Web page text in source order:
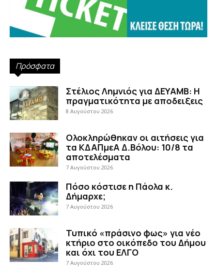
Πρόσφατα
Στέλιος Λημνιός για ΔΕΥΑΜΒ: Η
πραγματικότητα με αποδειξεις
8 Αυγούστου 2026
Ολοκληρώθηκαν οι αιτήσεις για
τα ΚΔΑΠμεΑ Δ.Βόλου: 10/8 τα
αποτελέσματα
7 Αυγούστου 2026
Πόσο κόστισε η Πάολα κ.
Δήμαρχε;
7 Αυγούστου 2026
Τυπικό «πράσινο φως» για νέο
κτήριο στο οικόπεδο του Δήμου
και όχι του ΕΛΓΟ
7 Αυγούστου 2026